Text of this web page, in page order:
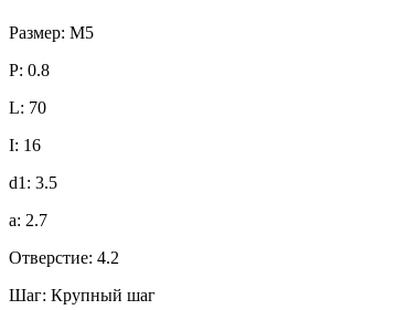
Размер: M5
P: 0.8
L: 70
I: 16
d1: 3.5
a: 2.7
Отверстие: 4.2
Шаг: Крупный шаг